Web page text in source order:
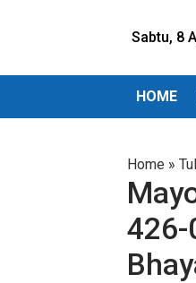
Sabtu, 8
HOME
Home »
426-